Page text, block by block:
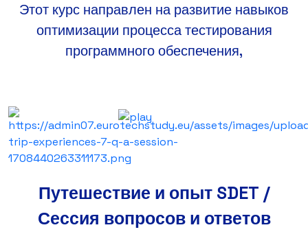
Этот курс направлен на развитие навыков
оптимизации процесса тестирования
программного обеспечения,
Путешествие и опыт SDET /
Сессия вопросов и ответов